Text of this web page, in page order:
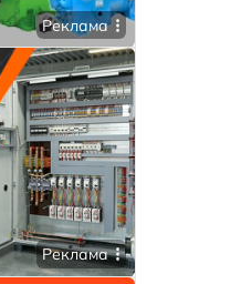
Реклама
Реклама